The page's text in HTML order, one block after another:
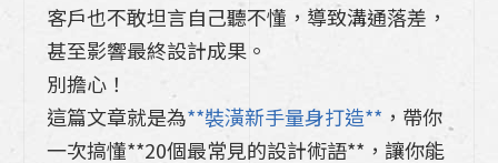
一次了解20個常見裝修術語室內裝潢
系統櫃是什麼？一篇瞭解特色、系統櫃與木
作差在哪裡?系統櫃設計如何進行室內裝
潢？
客戶也不敢坦言自己聽不懂，導致溝通落差，
甚至影響最終設計成果。
別擔心！
這篇文章就是為**裝潢新手量身打造** ，帶你
一次搞懂**20個最常見的設計術語**，讓你能